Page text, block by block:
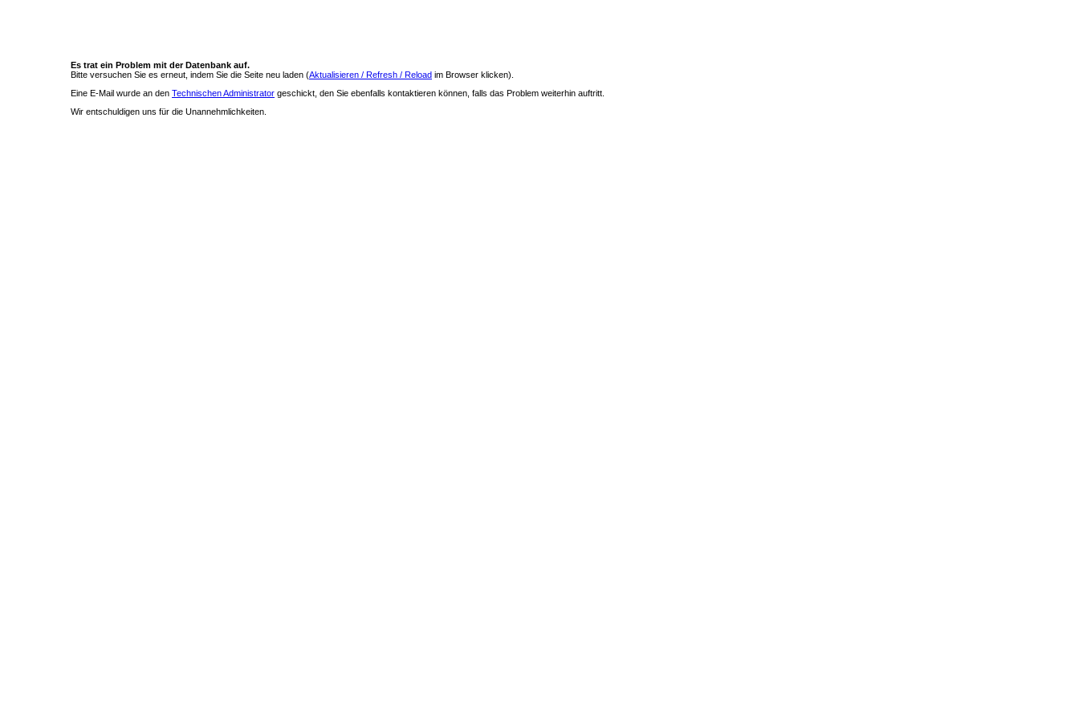
Es trat ein Problem mit der Datenbank auf.
Bitte versuchen Sie es erneut, indem Sie die Seite neu laden (Aktualisieren / Refresh / Reload im Browser klicken).
Eine E-Mail wurde an den Technischen Administrator geschickt, den Sie ebenfalls kontaktieren können, falls das Problem weiterhin auftritt.
Wir entschuldigen uns für die Unannehmlichkeiten.